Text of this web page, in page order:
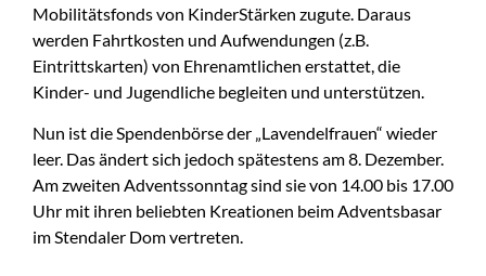
Mobilitätsfonds von KinderStärken zugute. Daraus
werden Fahrtkosten und Aufwendungen (z.B.
Eintrittskarten) von Ehrenamtlichen erstattet, die
Kinder- und Jugendliche begleiten und unterstützen.
Nun ist die Spendenbörse der „Lavendelfrauen“ wieder
leer. Das ändert sich jedoch spätestens am 8. Dezember.
Am zweiten Adventssonntag sind sie von 14.00 bis 17.00
Uhr mit ihren beliebten Kreationen beim Adventsbasar
im Stendaler Dom vertreten.